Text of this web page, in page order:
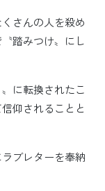
さんの人を殺め
踏みつけ〟にし
に転換されたこ
仰されることと
ブレターを奉納